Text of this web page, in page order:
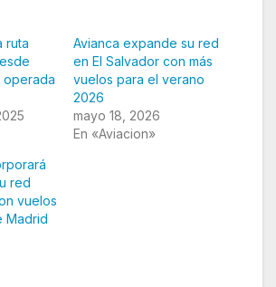
ruta
operada
Avianca expande su red
en El Salvador con más
vuelos para el verano
2026
mayo 18, 2026
En «Aviacion»
red
vuelos
Madrid